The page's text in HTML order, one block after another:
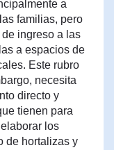
a
familias, pero
ingreso a las
a espacios de
Este rubro
necesita
directo y
tienen para
los
de hortalizas y